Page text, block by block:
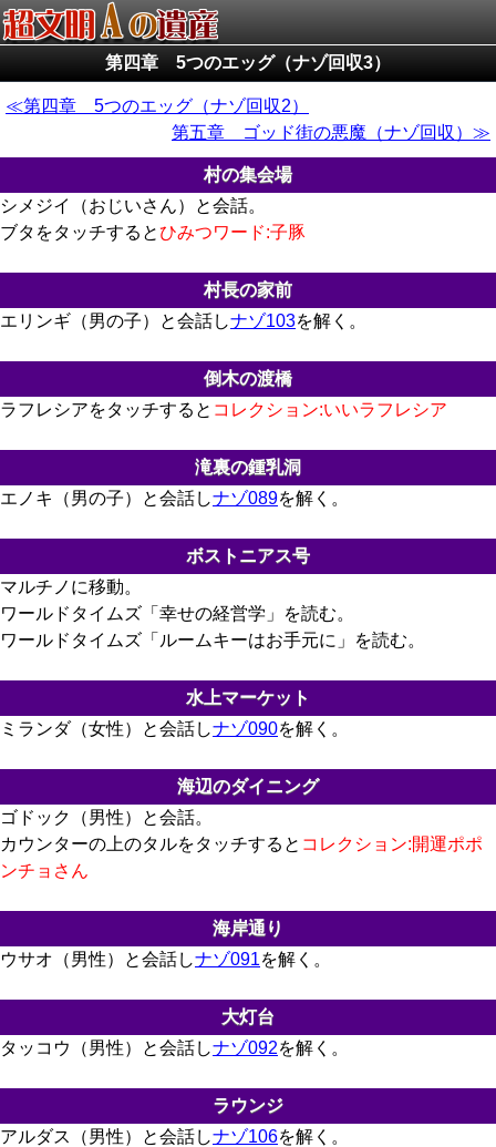
第四章 5つのエッグ（ナゾ回収3）
第四章 5つのエッグ（ナゾ回収2）
第五章 ゴッド街の悪魔（ナゾ回収）
村の集会場
シメジイ（おじいさん）と会話。
ブタをタッチするとひみつワード:子豚
村長の家前
エリンギ（男の子）と会話しナゾ103を解く。
倒木の渡橋
ラフレシアをタッチすると コレクション:いいラフレシア
滝裏の鍾乳洞
エノキ（男の子）と会話しナゾ089を解く。
ボストニアス号
マルチノに移動。
ワールドタイムズ「幸せの経営学」を読む。
ワールドタイムズ「ルームキーはお手元に」を読む。
水上マーケット
ミランダ（女性）と会話しナゾ090を解く。
海辺のダイニング
ゴドック（男性）と会話。
カウンターの上のタルをタッチすると コレクション:開運ポポ
ンチョさん
海岸通り
ウサオ（男性）と会話しナゾ091を解く。
大灯台
タッコウ（男性）と会話しナゾ092を解く。
ラウンジ
アルダス（男性）と会話しナゾ106を解く。